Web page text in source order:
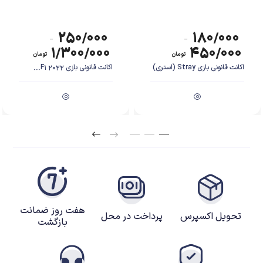
۱۸۰/۰۰۰ –
۴۵۰/۰۰۰ تومان
اکانت قانونی بازی Stray (استری)
۲۵۰/۰۰۰ –
۱/۳۰۰/۰۰۰ تومان
اکانت قانونی بازی F1 2022...
تحویل اکسپرس پرداخت در محل
هفت روز ضمانت
بازگشت